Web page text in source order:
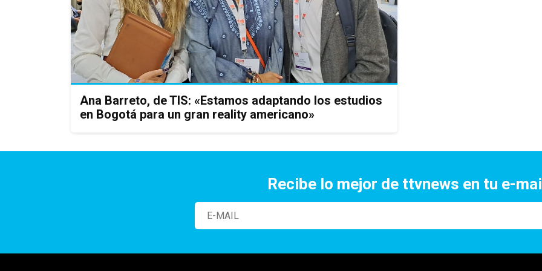
Ana Barreto, de TIS: «Estamos adaptando los estudios
en Bogotá para un gran reality americano»
Recibe lo mejor de ttvnews en tu e-